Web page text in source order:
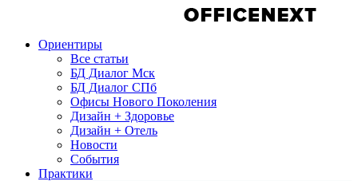
Ориентиры
Все статьи
БД Диалог Мск
БД Диалог СПб
Офисы Нового Поколения
Дизайн + Здоровье
Дизайн + Отель
Новости
События
Практики